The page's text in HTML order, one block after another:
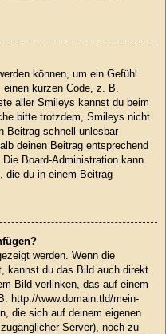
können, um ein Gefühl
kurzen Code, z. B.
aller Smileys kannst du beim
bitte trotzdem, Smileys nicht
Beitrag schnell unlesbar
deinen Beitrag entsprechend
Board-Administration kann
die du in einem Beitrag
werden. Wenn die
kannst du das Bild auch direkt
Bild verlinken, das auf einem
http://www.domain.tld/mein-
die sich auf deinem eigenen
Server), noch zu